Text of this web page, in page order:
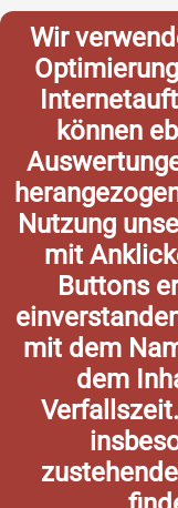
Wir
können
Nutzung
mit
Buttons
mit dem
dem